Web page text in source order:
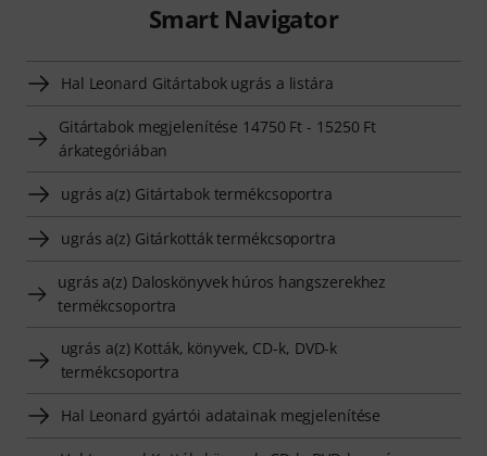
Smart Navigator
Hal Leonard Gitártabok ugrás a listára
Gitártabok megjelenítése 14750 Ft - 15250 Ft
árkategóriában
ugrás a(z) Gitártabok termékcsoportra
ugrás a(z) Gitárkották termékcsoportra
ugrás a(z) Daloskönyvek húros hangszerekhez
termékcsoportra
ugrás a(z) Kották, könyvek, CD-k, DVD-k
termékcsoportra
Hal Leonard gyártói adatainak megjelenítése